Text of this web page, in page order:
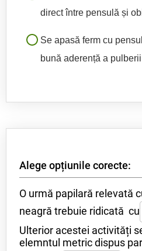
direct între pensulă și
Se apasă ferm cu
bună aderență a
Alege opțiunile corecte:
O urmă papilară relevată
neagră trebuie ridicată cu
Ulterior acestei activități
elemntul metric dispus